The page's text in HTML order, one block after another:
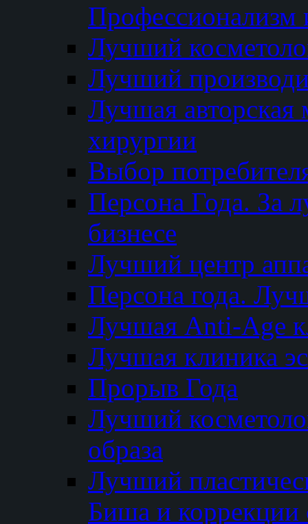
Профессионализм
Лучший
Лучший
Лучшая авторская
хирургии
Выбор
Персона Года. За
бизнесе
Лучший центр
Персона года.
Лучшая Anti-Age
Лучшая клиника
Прорыв Года
Лучший
образа
Лучший
Биша и коррекции